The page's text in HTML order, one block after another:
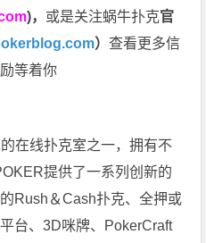
)， 或是关注蜗牛扑克官
）查看更多信
等着你
在线扑克室之一，拥有不
提供了一系列创新的
Rush＆Cash扑克、全押或
台、3D咪牌、PokerCraft